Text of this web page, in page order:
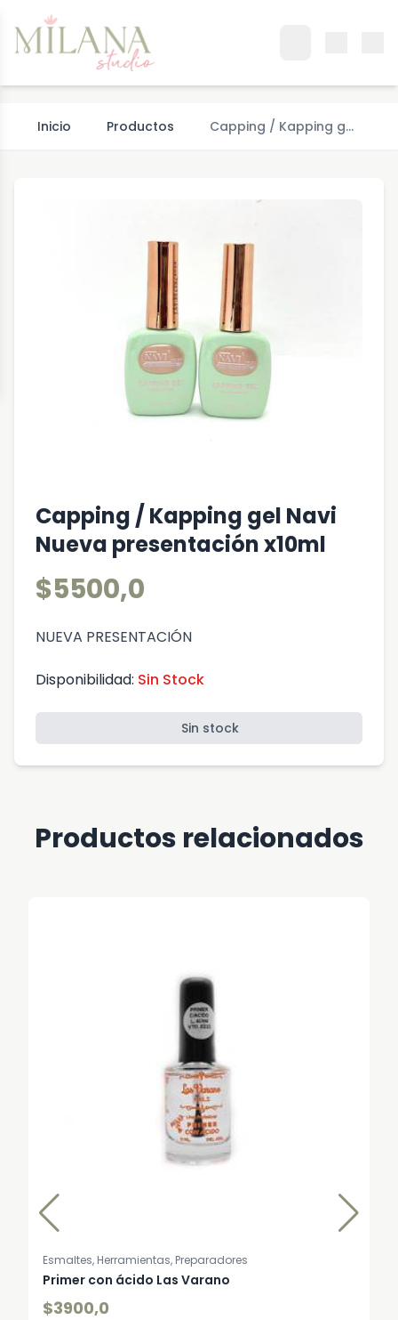
Inicio Productos Capping / Kapping g…
Capping / Kapping gel Navi
Nueva presentación x10ml
$5500,0
NUEVA PRESENTACIÓN
Disponibilidad: Sin Stock
Sin stock
Productos relacionados
Esmaltes, Herramientas, Preparadores
Primer con ácido Las Varano
$3900,0